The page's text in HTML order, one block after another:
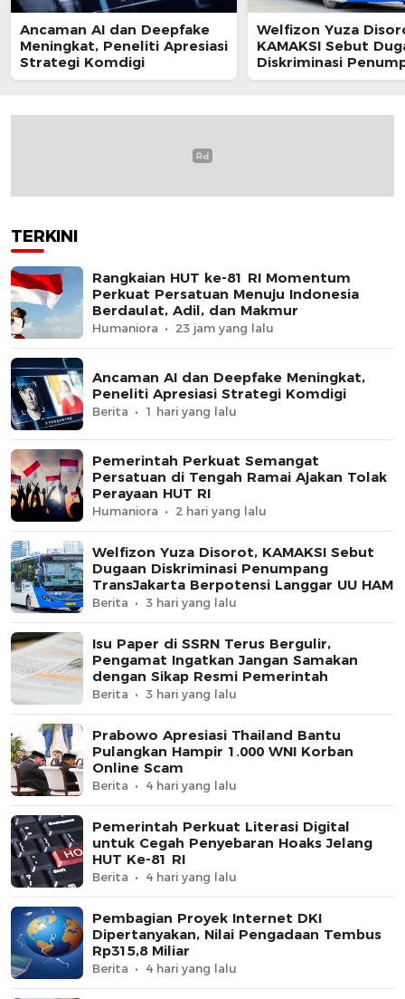
Ancaman AI dan Deepfake
Meningkat, Peneliti Apresiasi
Strategi Komdigi
Welfizon Yuza
KAMAKSI Sebut
Diskriminasi
TransJakarta
TERKINI
Rangkaian HUT ke-81 RI Momentum
Perkuat Persatuan Menuju Indonesia
Berdaulat, Adil, dan Makmur
Humaniora 23 jam yang lalu
Ancaman AI dan Deepfake Meningkat,
Peneliti Apresiasi Strategi Komdigi
Berita 1 hari yang lalu
Pemerintah Perkuat Semangat
Persatuan di Tengah Ramai Ajakan Tolak
Perayaan HUT RI
Humaniora 2 hari yang lalu
Welfizon Yuza Disorot, KAMAKSI Sebut
Dugaan Diskriminasi Penumpang
TransJakarta Berpotensi Langgar UU HAM
Berita 3 hari yang lalu
Isu Paper di SSRN Terus Bergulir,
Pengamat Ingatkan Jangan Samakan
dengan Sikap Resmi Pemerintah
Berita 3 hari yang lalu
Prabowo Apresiasi Thailand Bantu
Pulangkan Hampir 1.000 WNI Korban
Online Scam
Berita 4 hari yang lalu
Pemerintah Perkuat Literasi Digital
untuk Cegah Penyebaran Hoaks Jelang
HUT Ke-81 RI
Berita 4 hari yang lalu
Pembagian Proyek Internet DKI
Dipertanyakan, Nilai Pengadaan Tembus
Rp315,8 Miliar
Berita 4 hari yang lalu